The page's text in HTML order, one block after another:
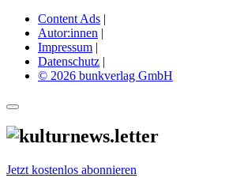
Content Ads |
Autor:innen |
Impressum |
Datenschutz |
© 2026 bunkverlag GmbH
Jetzt kostenlos abonnieren